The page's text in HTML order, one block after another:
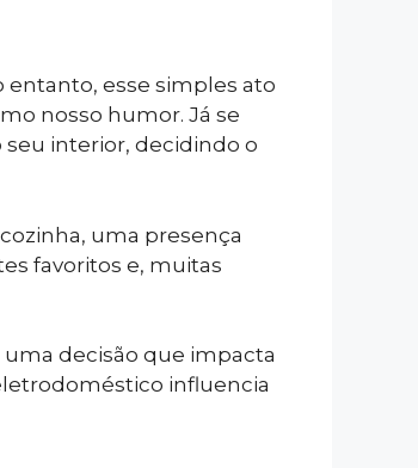
esse simples ato
nosso humor. Já se
interior, decidindo o
uma presença
favoritos e, muitas
decisão que impacta
influencia